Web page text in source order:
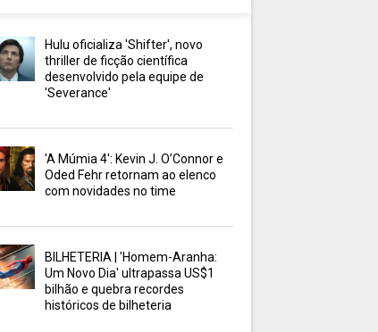
Hulu oficializa 'Shifter', novo
thriller de ficção científica
desenvolvido pela equipe de
'Severance'
'A Múmia 4': Kevin J. O’Connor e
Oded Fehr retornam ao elenco
com novidades no time
BILHETERIA | 'Homem-Aranha:
Um Novo Dia' ultrapassa US$1
bilhão e quebra recordes
históricos de bilheteria